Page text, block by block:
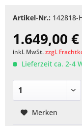
Artikel-Nr.: 142818-
1.649,00
inkl. MwSt.zzgl.
Lieferzeit ca. 2-4
Merken